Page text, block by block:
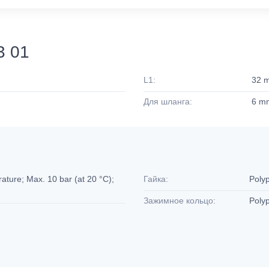
01
L1: 32
Для шланга: 6
Max. 10 bar (at 20 °C); Гайка:
Зажимное кольцо: